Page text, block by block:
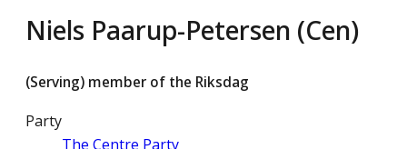
Niels Paarup-Petersen (Cen)
(Serving) member of the Riksdag
Party
The Centre Party